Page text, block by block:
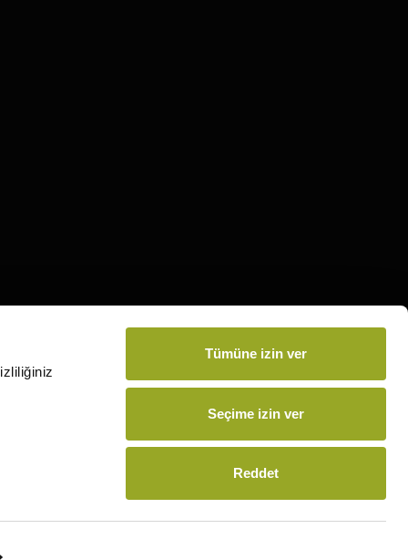
Tümüne izin ver
Seçime izin ver
Reddet
Satış SözleşmesiKişisel Verilerin KorunmasıÇerez Politikası